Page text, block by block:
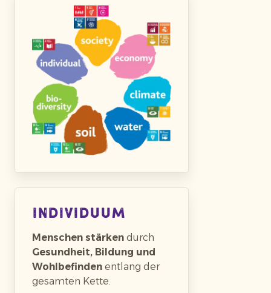
Individuum
Menschen stärken durch
Gesundheit, Bildung und
Wohlbefinden entlang der
gesamten Kette.